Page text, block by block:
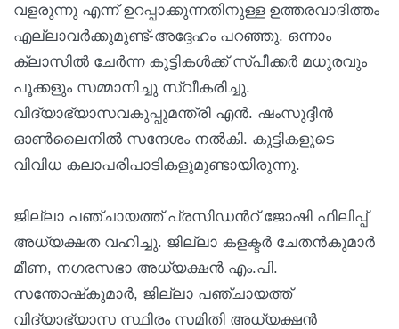
വളരുന്നു എന്ന് ഉറപ്പാക്കുന്നതിനുള്ള ഉത്തരവാദിത്തം
എല്ലാവര്‍ക്കുമുണ്ട്-അദ്ദേഹം പറഞ്ഞു. ഒന്നാം
ക്ലാസില്‍ ചേര്‍ന്ന കുട്ടികള്‍ക്ക് സ്പീക്കര്‍ മധുരവും
പൂക്കളും സമ്മാനിച്ചു സ്വീകരിച്ചു.
വിദ്യാഭ്യാസവകുപ്പുമന്ത്രി എന്‍. ഷംസുദ്ദീന്‍
ഓണ്‍ലൈനില്‍ സന്ദേശം നല്‍കി. കുട്ടികളുടെ
വിവിധ കലാപരിപാടികളുമുണ്ടായിരുന്നു.
ജില്ലാ പഞ്ചായത്ത് പ്രസിഡന്‍റ് ജോഷി ഫിലിപ്പ്
അധ്യക്ഷത വഹിച്ചു. ജില്ലാ കളക്ടര്‍ ചേതന്‍കുമാര്‍
മീണ, നഗരസഭാ അധ്യക്ഷന്‍ എം.പി.
സന്തോഷ്‌കുമാര്‍, ജില്ലാ പഞ്ചായത്ത്
വിദ്യാഭ്യാസ സ്ഥിരം സമിതി അധ്യക്ഷന്‍